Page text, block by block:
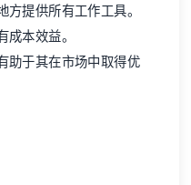
提供所有工作工具。
本效益。
助于其在市场中取得优